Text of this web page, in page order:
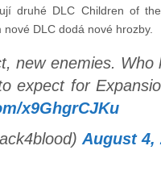
druhé DLC Children of
DLC dodá nové hrozby.
new enemies.
expect for
x9GhgrCJKu
August 4,